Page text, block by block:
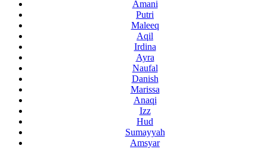
Amani
Putri
Maleeq
Aqil
Irdina
Ayra
Naufal
Danish
Marissa
Anaqi
Izz
Hud
Sumayyah
Amsyar